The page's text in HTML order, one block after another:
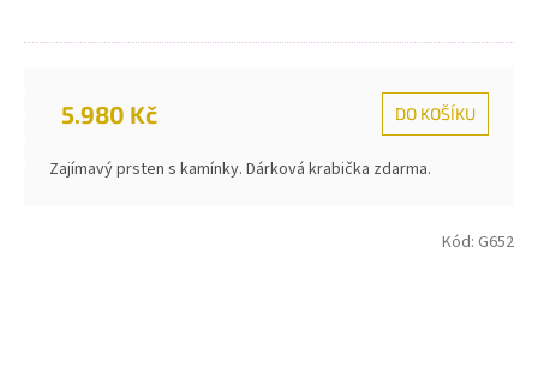
5.980 Kč DO KOŠÍKU
Zajímavý prsten s kamínky. Dárková krabička zdarma.
Kód: G652